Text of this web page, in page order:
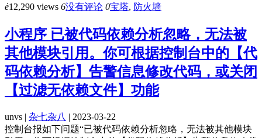
ė12,290 views 6没有评论 0宝塔, 防火墙
小程序 已被代码依赖分析忽略，无法被
其他模块引用。你可根据控制台中的【代
码依赖分析】告警信息修改代码，或关闭
【过滤无依赖文件】功能
unvs | 杂七杂八 | 2023-03-22
控制台报如下问题“已被代码依赖分析忽略，无法被其他模块